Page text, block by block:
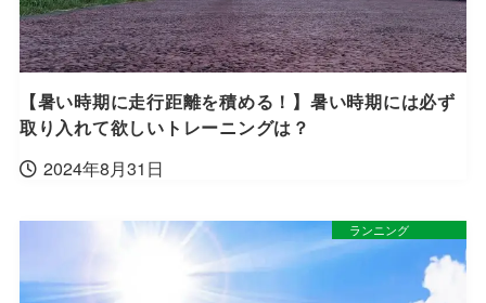
【暑い時期に走行距離を積める！】暑い時期には必ず
取り入れて欲しいトレーニングは？
2024年8月31日
ランニング